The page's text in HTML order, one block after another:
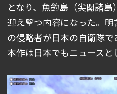
となり、魚釣島（尖閣諸
迎え撃つ内容になった。
の侵略者が日本の自衛隊で
本作は日本でもニュースと